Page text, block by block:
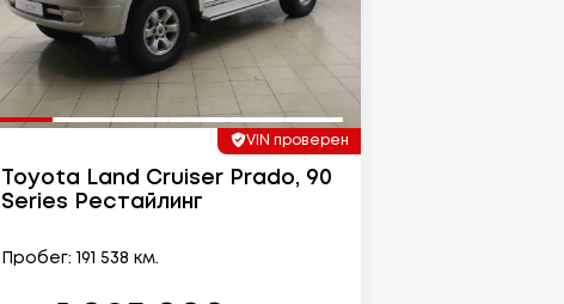
VIN проверен
Toyota Land Cruiser Prado, 90
Series Рестайлинг
Пробег: 191 538 км.